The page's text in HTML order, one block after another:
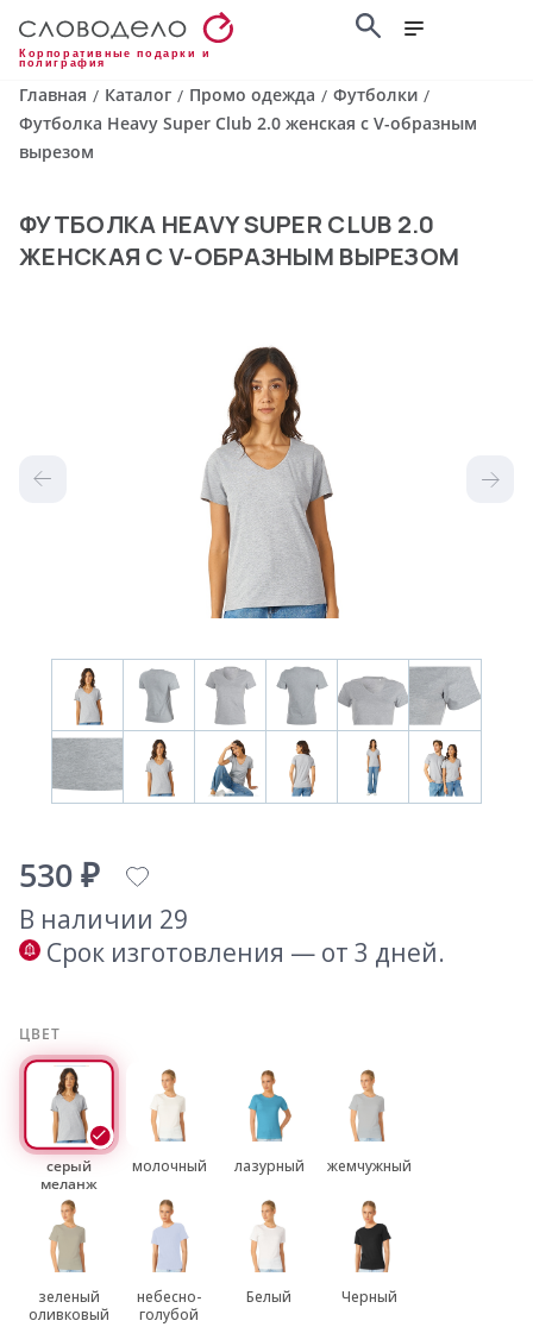
Корпоративные подарки и
полиграфия
Главная / Каталог / Промо одежда / Футболки /
Футболка Heavy Super Club 2.0 женская с V-образным
вырезом
ФУТБОЛКА HEAVY SUPER CLUB 2.0
ЖЕНСКАЯ С V-ОБРАЗНЫМ ВЫРЕЗОМ
530 ₽
В наличии 29
Срок изготовления — от 3 дней.
ЦВЕТ
серый
меланж
молочный лазурный жемчужный
зеленый
оливковый
небесно-
голубой
Белый Черный